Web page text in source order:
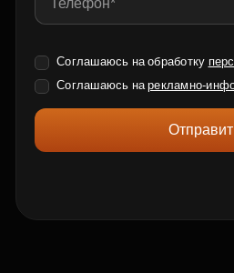
Соглашаюсь на обработку
Соглашаюсь нарекламно-